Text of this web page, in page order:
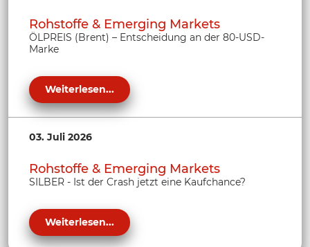
Rohstoffe & Emerging Markets
ÖLPREIS (Brent) – Entscheidung an der 80-USD-
Marke
Weiterlesen...
03. Juli 2026
Rohstoffe & Emerging Markets
SILBER - Ist der Crash jetzt eine Kaufchance?
Weiterlesen...